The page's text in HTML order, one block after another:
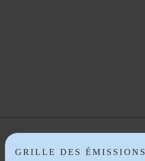
GRILLE DES ÉMISSIONS